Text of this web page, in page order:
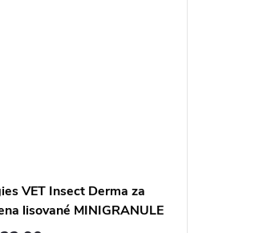
VET Insect Derma za
lisované MINIGRANULE
proteínom pre malé